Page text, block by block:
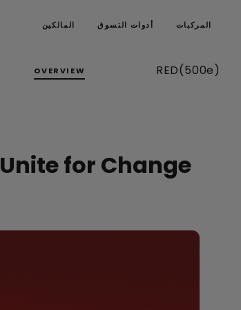
المركبات أدوات التسوق المالكين
(500e)RED
OVERVIEW
Unite for Change